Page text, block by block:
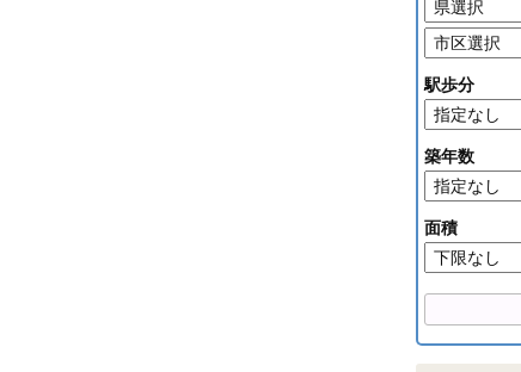
駅歩分
築年数
面積